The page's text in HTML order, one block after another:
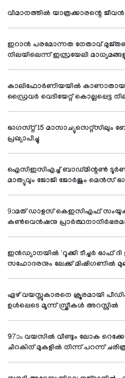
വിമാനത്തില്‍ യാത്രക്കാരന്റെ
ഇറാന്‍ പരമോന്നത നേതാവ്
നിലയിലെന്ന് ഇസ്രയേലി
കാലിഫോര്‍ണിയയില്‍ കാണാതായ
ഡ്രൈവര്‍ വെടിയേറ്റ് കൊല്ലപ്പെട്ട
ഓഗസ്റ്റ് 15 മാസാച്യുസെറ്റ്സിലും
പ്രഖ്യാപിച്ചു
ഐസിഇസിഎച്ച് ബാഡ്മിന്റണ്‍
മാത്യുവും ജോജി ജോര്‍ജും മെന്‍സ്
9ാമത് ഡാളസ് കെഇസിഎഫ്
കണ്‍വെന്‍ഷനു
ഇന്‍ഡ്യാനയില്‍ 'റൂക്കി ടീച്ചര്‍ ഓഫ്
സഹോദരനും ലേക്ക് മിഷിഗണില്‍
ഏഴ് വയസ്സുകാരനെ ക്രൂരമായി
ഉള്‍പ്പെടെ മൂന്ന് സ്ത്രീകള്‍ അറസ്റ്റില്‍
97ാം വയസില്‍ വീണ്ടും ലോക
ചിറകിന് മുകളില്‍ നിന്ന് പറന്ന് ചരിത്രം